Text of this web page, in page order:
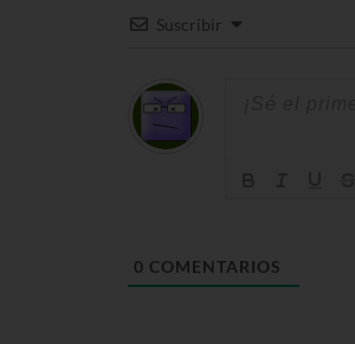
Suscribir
0 COMENTARIOS